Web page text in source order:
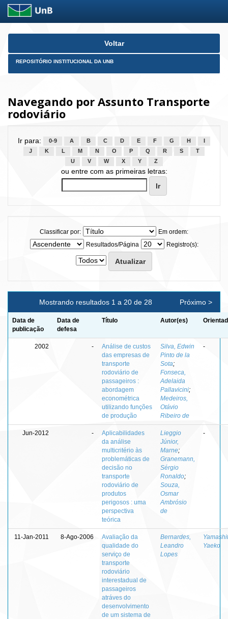
Skip
Voltar
REPOSITÓRIO INSTITUCIONAL DA UNB
Navegando por Assunto Transporte
rodoviário
Ir para: 0-9 A B C D E F G H
J
K L M N O P Q R S
T
U
V W X Y Z
ou entre com as primeiras letras:
Classificar por:
Em ordem:
Resultados/Página
Registro(s):
Mostrando resultados 1 a 20 de 28 Próximo >
Data de
publicação
Data de
defesa
Título Autor(es)
2002 -
Análise de custos
das empresas de
transporte
rodoviário de
passageiros :
abordagem
econométrica
utilizando funções
de produção
Silva, Edwin
Pinto de la
Sota;
Fonseca,
Adelaida
Pallavicini;
Medeiros,
Otávio
Ribeiro de
-
Jun-2012 -
Aplicabilidades
da análise
multicritério às
problemáticas de
decisão no
transporte
rodoviário de
produtos
perigosos : uma
perspectiva
teórica
Lieggio
Júnior,
Marne;
Granemann,
Sérgio
Ronaldo;
Souza,
Osmar
Ambrósio
de
-
11-Jan-2011 8-Ago-2006
Avaliação da
qualidade do
serviço de
transporte
rodoviário
interestadual de
passageiros
atráves do
desenvolvimento
de um sistema de
Bernardes,
Leandro
Lopes
Yaeko